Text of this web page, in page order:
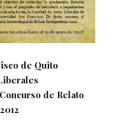
de Quito
de Relato